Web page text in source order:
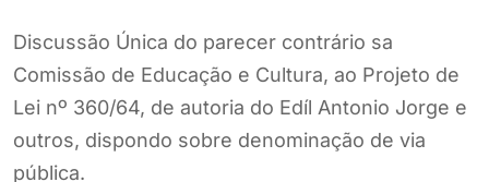
Discussão Única do parecer contrário sa
Comissão de Educação e Cultura, ao Projeto de
Lei nº 360/64, de autoria do Edíl Antonio Jorge e
outros, dispondo sobre denominação de via
pública.